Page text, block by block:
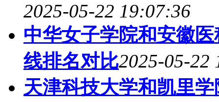
2025-05-22 19:07:36
中华女子学院和安徽
线排名对比2025-05-22
天津科技大学和凯里